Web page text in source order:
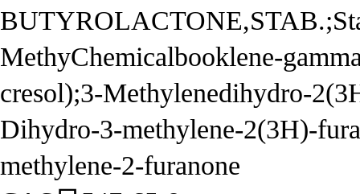
MethyChemicalbooklene-
cresol);3-Methylenedihydro-
Dihydro-3-methylene-2(3H)-
methylene-2-furanone